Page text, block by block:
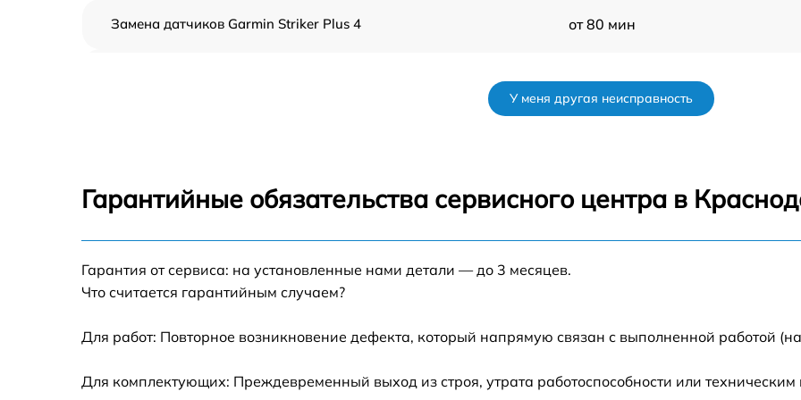
Замена датчиков Garmin Striker Plus 4 от 80 мин
Прошивка Garmin Striker Plus 4 от 60 мин
Замена зуммера Garmin Striker Plus 4 от 70 мин
У меня другая неисправность
Гарантийные обязательства сервисного центра в
Гарантия от сервиса: на установленные нами детали — до 3 месяцев.
Что считается гарантийным случаем?
Для работ: Повторное возникновение дефекта, который напрямую связан с выполненной работой
Для комплектующих: Преждевременный выход из строя, утрата работоспособности или